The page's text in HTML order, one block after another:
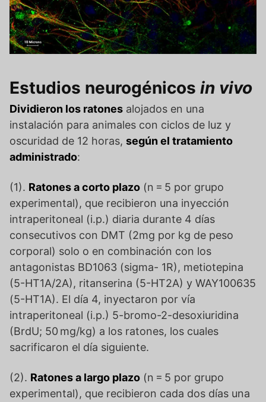
Estudios neurogénicos in vivo
Dividieron los ratones alojados en una
instalación para animales con ciclos de luz y
oscuridad de 12 horas, según el tratamiento
administrado:
(1). Ratones a corto plazo (n = 5 por grupo
experimental), que recibieron una inyección
intraperitoneal (i.p.) diaria durante 4 días
consecutivos con DMT (2mg por kg de peso
corporal) solo o en combinación con los
antagonistas BD1063 (sigma- 1R), metiotepina
(5-HT1A/2A), ritanserina (5-HT2A) y WAY100635
(5-HT1A). El día 4, inyectaron por vía
intraperitoneal (i.p.) 5-bromo-2-desoxiuridina
(BrdU; 50 mg/kg) a los ratones, los cuales
sacrificaron el día siguiente.
(2). Ratones a largo plazo (n = 5 por grupo
experimental), que recibieron cada dos días una